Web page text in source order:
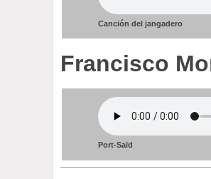
Canción del jangadero
Francisco
Port-Saïd